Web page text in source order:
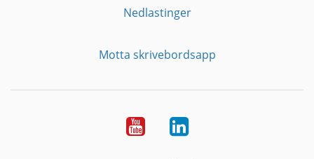
Nedlastinger
Motta skrivebordsapp
YouTubeLinkedin